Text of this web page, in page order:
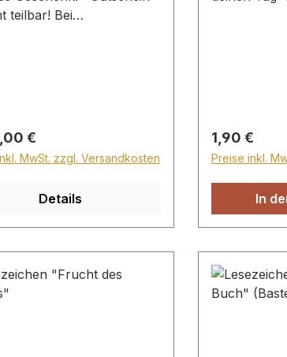
teilbar! Bei
entfällt. Sollte
des Gutschein
Vielen DANK!
Preis:
€
MwSt. zzgl. Versandkosten
Details
Regulärer
1,90 €
Preise inkl.
In